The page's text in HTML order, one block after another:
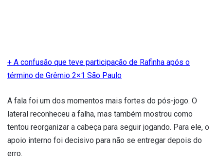
+ A confusão que teve participação de Rafinha após o
término de Grêmio 2×1 São Paulo
A fala foi um dos momentos mais fortes do pós-jogo. O
lateral reconheceu a falha, mas também mostrou como
tentou reorganizar a cabeça para seguir jogando. Para ele, o
apoio interno foi decisivo para não se entregar depois do
erro.